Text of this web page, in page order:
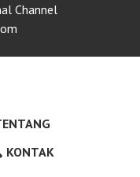
Channel
KONTAK